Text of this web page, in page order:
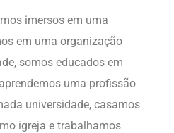
imersos em uma
em uma organização
somos educados em
uma profissão
universidade, casamos
igreja e trabalhamos